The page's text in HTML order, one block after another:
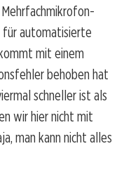
für automatisierte
mit einem
behoben hat
schneller ist als
wir hier nicht mit
man kann nicht alles